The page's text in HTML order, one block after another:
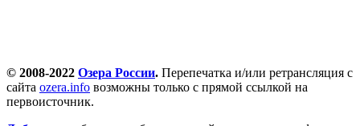
© 2008-2022 Озера России. Перепечатка и/или ретрансляция с
сайта ozera.info возможны только с прямой ссылкой на
первоисточник.